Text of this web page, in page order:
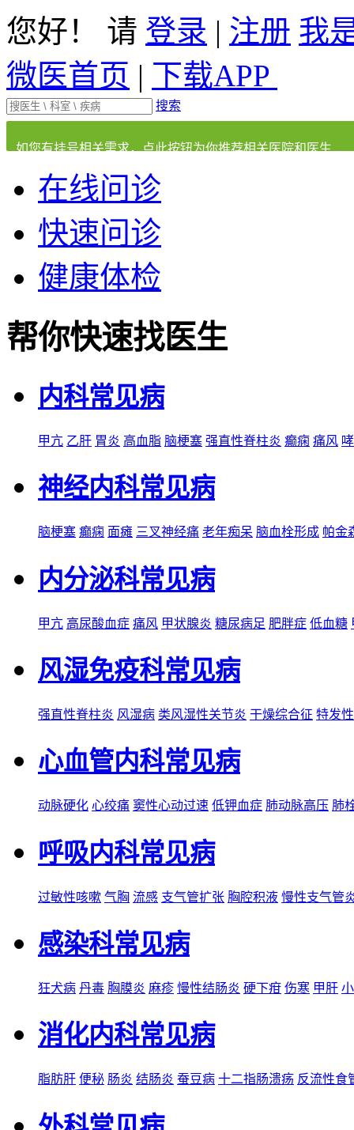
您好！ 请 登录 | 注册 我
微医首页 | 下载APP
搜索
如您有挂号相关需求，点此按钮为你推荐相关医院和医生
在线问诊
快速问诊
健康体检
帮你快速找医生
内科常见病
甲亢 乙肝 胃炎 高血脂 脑梗塞 强直性脊柱炎 癫痫 痛风
神经内科常见病
脑梗塞 癫痫 面瘫 三叉神经痛 老年痴呆 脑血栓形成 帕金
内分泌科常见病
甲亢 高尿酸血症 痛风 甲状腺炎 糖尿病足 肥胖症 低血糖
风湿免疫科常见病
强直性脊柱炎 风湿病 类风湿性关节炎 干燥综合征 特发
心血管内科常见病
动脉硬化 心绞痛 窦性心动过速 低钾血症 肺动脉高压 肺
呼吸内科常见病
过敏性咳嗽 气胸 流感 支气管扩张 胸腔积液 慢性支气管
感染科常见病
狂犬病 丹毒 胸膜炎 麻疹 慢性结肠炎 硬下疳 伤寒 甲肝
消化内科常见病
脂肪肝 便秘 肠炎 结肠炎 蚕豆病 十二指肠溃疡 反流性食